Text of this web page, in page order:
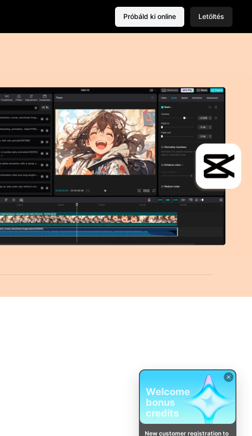
Próbáld ki online Letöltés
Welcome
bonus
credits
New customer registration to